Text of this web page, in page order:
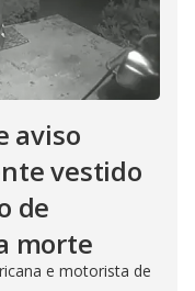
aviso
vestido
de
morte
e motorista de